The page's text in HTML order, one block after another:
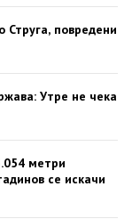
Струга, повредени
Утре не чека
метри
се искачи